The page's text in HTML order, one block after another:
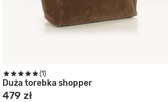
(1)
Duża torebka shopper
479 zł